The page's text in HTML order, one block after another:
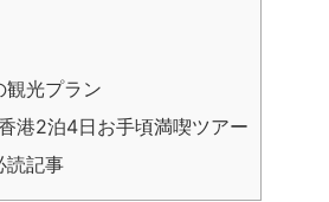
観光プラン
港2泊4日お手頃満喫ツアー
読記事